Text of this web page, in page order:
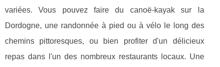
variées. Vous pouvez faire du canoë-kayak sur la
Dordogne, une randonnée à pied ou à vélo le long des
chemins pittoresques, ou bien profiter d'un délicieux
repas dans l'un des nombreux restaurants locaux. Une